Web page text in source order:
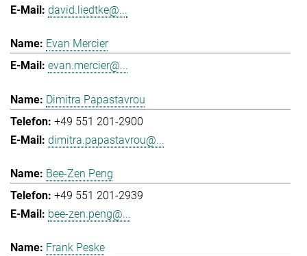
david.liedtke@...
Evan Mercier
evan.mercier@...
Dimitra Papastavrou
+49 551 201-2900
dimitra.papastavrou@...
Bee-Zen Peng
+49 551 201-2939
bee-zen.peng@...
Frank Peske